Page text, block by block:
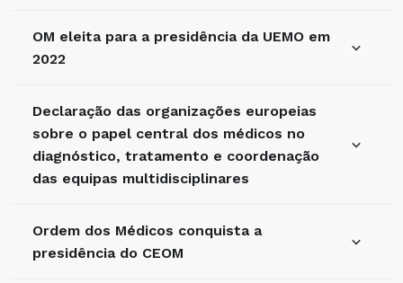
OM eleita para a presidência da UEMO em
2022
Declaração das organizações europeias
sobre o papel central dos médicos no
diagnóstico, tratamento e coordenação
das equipas multidisciplinares
Ordem dos Médicos conquista a
presidência do CEOM